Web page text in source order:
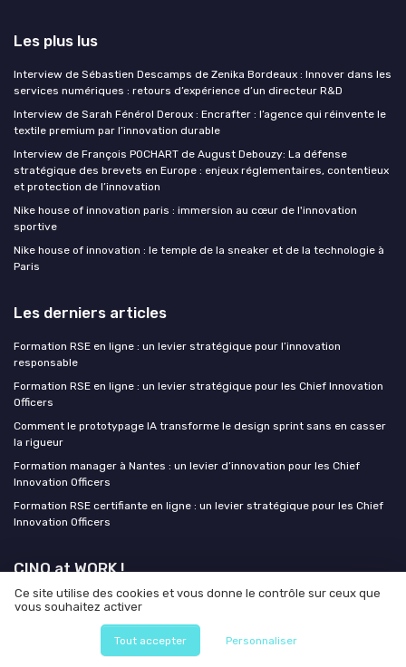
Les plus lus
Interview de Sébastien Descamps de Zenika Bordeaux : Innover dans les
services numériques : retours d’expérience d’un directeur R&D
Interview de Sarah Fénérol Deroux : Encrafter : l’agence qui réinvente le
textile premium par l’innovation durable
Interview de François POCHART de August Debouzy: La défense
stratégique des brevets en Europe : enjeux réglementaires, contentieux
et protection de l’innovation
Nike house of innovation paris : immersion au cœur de l'innovation
sportive
Nike house of innovation : le temple de la sneaker et de la technologie à
Paris
Les derniers articles
Formation RSE en ligne : un levier stratégique pour l’innovation
responsable
Formation RSE en ligne : un levier stratégique pour les Chief Innovation
Officers
Comment le prototypage IA transforme le design sprint sans en casser
la rigueur
Formation manager à Nantes : un levier d’innovation pour les Chief
Innovation Officers
Formation RSE certifiante en ligne : un levier stratégique pour les Chief
Innovation Officers
CINO at WORK !
Mentions légales Politique de confidentialité
Ce site utilise des cookies et vous donne le contrôle sur ceux que
vous souhaitez activer
Tout accepter Personnaliser